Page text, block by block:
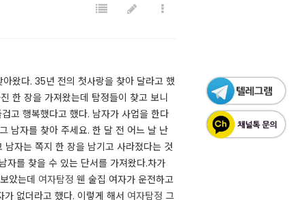
왔다. 35년 전의 첫사랑을 찾아 달라고 했
한 장을 가져왔는데 탐정들이 찾고 보니
고 행복했다고 했다. 남자가 사업을 한다
남자를 찾아 주세요. 한 달 전 어느 날 난
자는 쪽지 한 장을 남기고 사라졌다는 것
자를 찾을 수 있는 단서를 가져왔다.차가
았는데 여자탐정 웬 술집 여자가 운전하고
없더라고 했다. 이렇게 해서 여자탐정 그